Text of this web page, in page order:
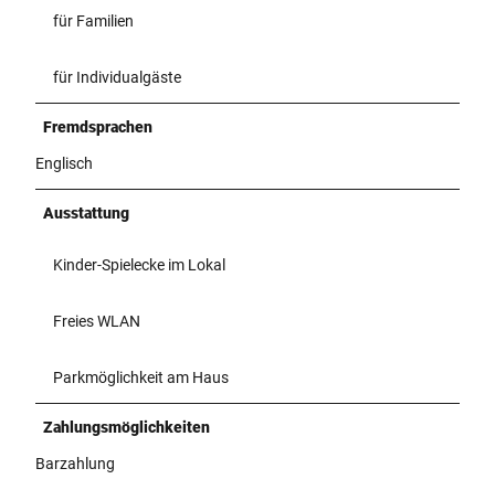
für Familien
für Individualgäste
Fremdsprachen
Englisch
Ausstattung
Kinder-Spielecke im Lokal
Freies WLAN
Parkmöglichkeit am Haus
Zahlungsmöglichkeiten
Barzahlung